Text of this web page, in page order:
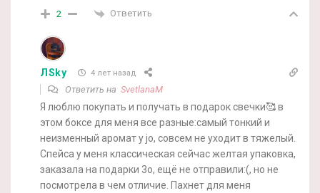
2 Ответить
ЛSky 4 лет назад
Ответить на SvetlanaM
Я люблю покупать и получать в подарок свечки🥰 в
этом боксе для меня все разные:самый тонкий и
неизменный аромат у jo, совсем не уходит в тяжелый.
Спейса у меня классическая сейчас желтая упаковка,
заказала на подарки 3о, ещё не отправили:(, но не
посмотрела в чем отличие. Пахнет для меня